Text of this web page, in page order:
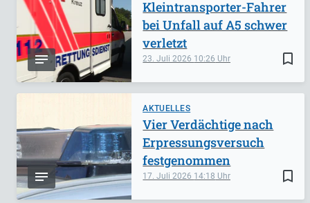
bookmark_border
23. Juli 2026 10:26
Kleintransporter-Fahrer
bei Unfall auf A5 schwer
verletzt
AKTUELLES
bookmark_border
17. Juli 2026 14:18
Vier Verdächtige nach
Erpressungsversuch
festgenommen